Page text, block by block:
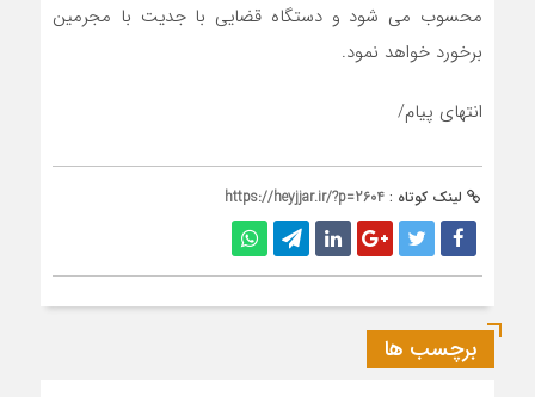
محسوب می شود و دستگاه قضایی با جدیت با مجرمین
برخورد خواهد نمود.
انتهای پیام/
لینک کوتاه : https://heyjjar.ir/?p=2604
برچسب ها